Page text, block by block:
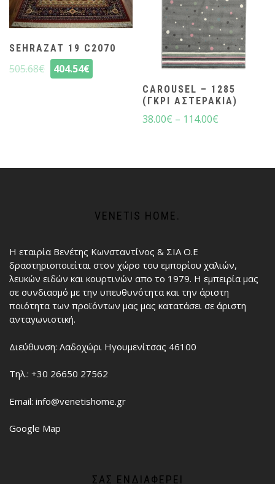
SEHRAZAT 19 C2070
505.68€ 404.54€
CAROUSEL – 1285
(ΓΚΡΙ ΑΣΤΕΡΆΚΙΑ)
38.00€ – 114.00€
VENETIS HOME.
Η εταιρία Βενέτης Κωνσταντίνος & ΣΙΑ Ο.Ε
δραστηριοποιείται στον χώρο του εμπορίου χαλιών,
λευκών ειδών και κουρτινών απο το 1979. Η εμπειρία μας
σε συνδιασμό με την υπευθυνότητα και την άριστη
ποιότητα των προϊόντων μας μας κατατάσει σε άριστη
ανταγωνιστική.
Διεύθυνση: Λαδοχώρι Ηγουμενίτσας 46100
Τηλ.: +30 26650 27562
Email: info@venetishome.gr
Google Map
ΣΑΣ ΕΝΔΙΑΦΈΡΕΙ